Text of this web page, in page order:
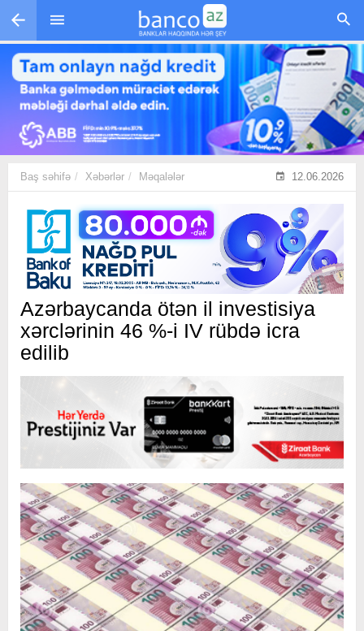
Skip to main content
Baş səhifə Xəbərlər Məqalələr 12.06.2026
Azərbaycanda ötən il investisiya
xərclərinin 46 %-i IV rübdə icra
edilib